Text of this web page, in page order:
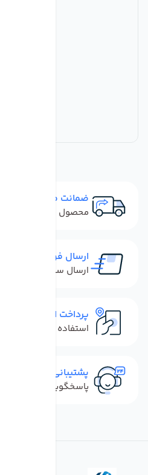
ضمانت مرجوعی
محصول نباید آسیب
ارسال فوری
ارسال سفارش در
پرداخت امن
استفاده از روش‌های
پشتیبانی سریع
پاسخگویی سریع به